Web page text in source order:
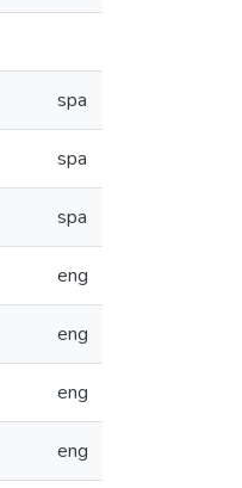
spa
spa
spa
eng
eng
eng
eng